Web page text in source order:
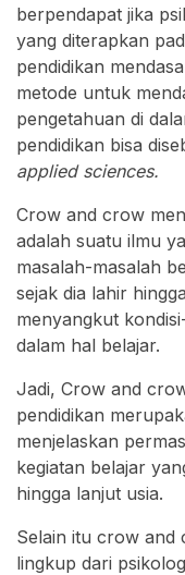
berpendapat jika
yang diterapkan
pendidikan
metode untuk
pengetahuan di
pendidikan bisa
applied sciences.
Crow and crow
adalah suatu ilmu
masalah-masalah
sejak dia lahir
menyangkut
dalam hal belajar.
Jadi, Crow and
pendidikan
menjelaskan
kegiatan belajar
hingga lanjut usia.
Selain itu crow and
lingkup dari